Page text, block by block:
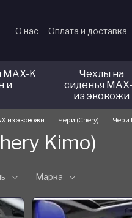
О нас Оплата и доставка
K
и
Чехлы на
сиденья
из экокожи
из экокожи Чери (Chery) Чери
Kimo)
Марка